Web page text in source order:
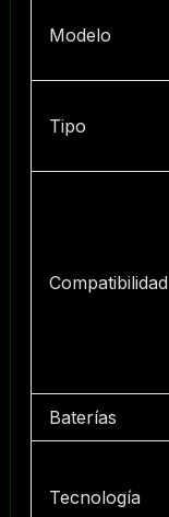
Modelo
Tipo
Compatibilidad
Baterías
Tecnología